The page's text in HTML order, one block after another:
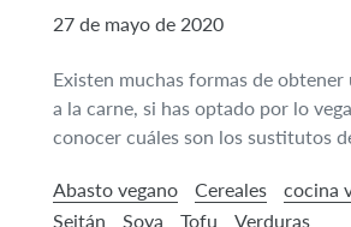
27 de mayo de 2020
Existen muchas formas de
a la carne, si has optado por lo
conocer cuáles son los sustitutos
Abasto vegano Cereales cocina
Seitán
Soya Tofu Verduras